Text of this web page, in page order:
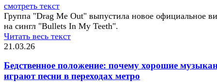
смотреть текст
Группа "Drag Me Out" выпустила новое официальное
на сингл "Bullets In My Teeth".
Читать весь текст
21.03.26
Бедственное положение: почему хорошие
играют песни в переходах метро